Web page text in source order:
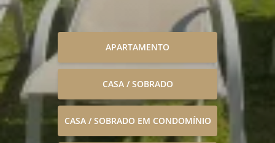
APARTAMENTO
CASA / SOBRADO
CASA / SOBRADO EM CONDOMÍNIO